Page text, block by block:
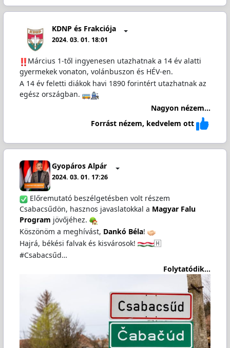
KDNP és Frakciója
2024. 03. 01. 18:01
️Március 1-től ingyenesen utazhatnak a 14 év alatti
gyermekek vonaton, volánbuszon és HÉV-en.
A 14 év feletti diákok havi 1890 forintért utazhatnak az
egész országban.
Nagyon nézem...
Forrást nézem, kedvelem ott
Gyopáros Alpár
2024. 03. 01. 17:26
Előremutató beszélgetésben volt részem
Csabacsűdön, hasznos javaslatokkal a Magyar Falu
Program jövőjéhez.
Köszönöm a meghívást, Dankó Béla!
Hajrá, békési falvak és kisvárosok!
🇭
#Csabacsűd…
Folytatódik...